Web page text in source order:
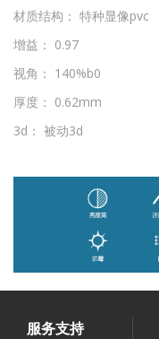
材质结构： 特种显像pvc
增益： 0.97
视角： 140%b0
厚度： 0.62mm
3d： 被动3d
服务支持